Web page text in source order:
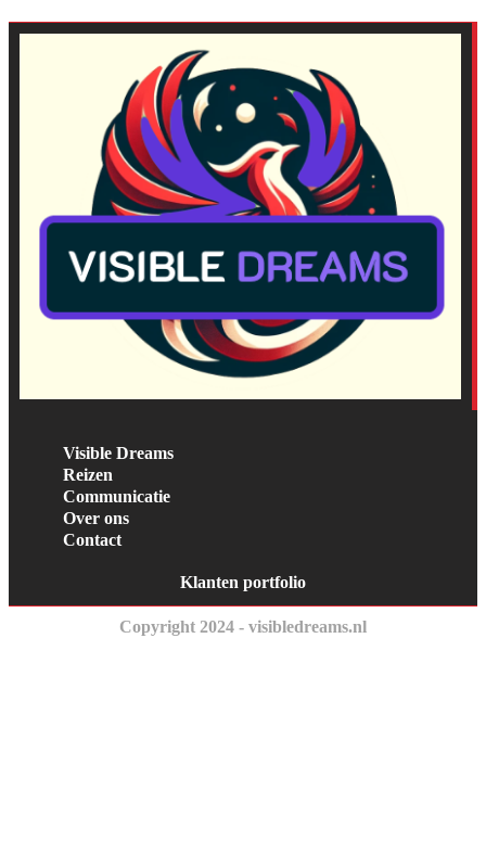
Visible Dreams
Reizen
Communicatie
Over ons
Contact
Klanten portfolio
Copyright 2024 - visibledreams.nl